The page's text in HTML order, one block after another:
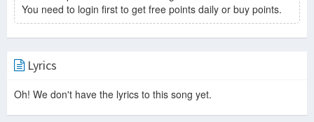
You need to login first to get free points daily or buy points.
Lyrics
Oh! We don't have the lyrics to this song yet.